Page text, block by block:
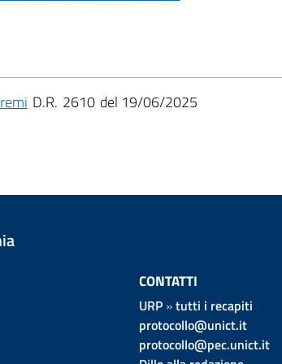
D.R. 2610 19/06/2025
CONTATTI
URP»tutti i recapiti
protocollo@unict.it
protocollo@pec.unict.it